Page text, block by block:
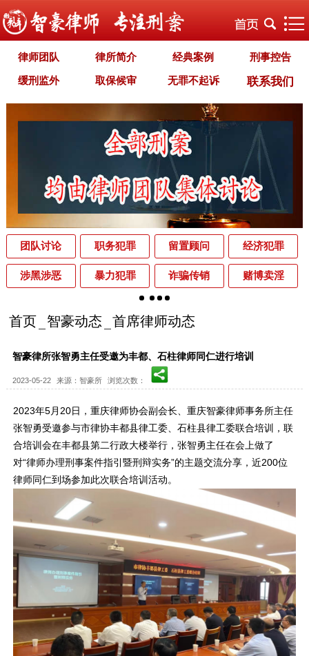
律师团队 律所简介 经典案例 刑事控告
缓刑监外 取保候审 无罪不起诉 联系我们
职务犯罪 经济犯罪 毒品犯罪 罪名专题
自首立功 首席律师致辞 智豪视野
刑事法规 犯罪释义 刑事知识
法律援助 刑事资讯 刑事文书 案件动态
辩护词集 常见问题 办理中的案件 业务范围
为什么选择智豪 中国法律讲堂 辨别伪专业
罪名解析库 网站地图
团队讨论 职务犯罪 留置顾问 经济犯罪
涉黑涉恶 暴力犯罪 诈骗传销 赌博卖淫
首页 智豪动态 首席律师动态
智豪律所张智勇主任受邀为丰都、石柱律师同仁进行培训
2023-05-22 来源：智豪所 浏览次数：
2023年5月20日，重庆律师协会副会长、重庆智豪律师事务所主任
张智勇受邀参与市律协丰都县律工委、石柱县律工委联合培训，联
合培训会在丰都县第二行政大楼举行，张智勇主任在会上做了
对“律师办理刑事案件指引暨刑辩实务”的主题交流分享，近200位
律师同仁到场参加此次联合培训活动。